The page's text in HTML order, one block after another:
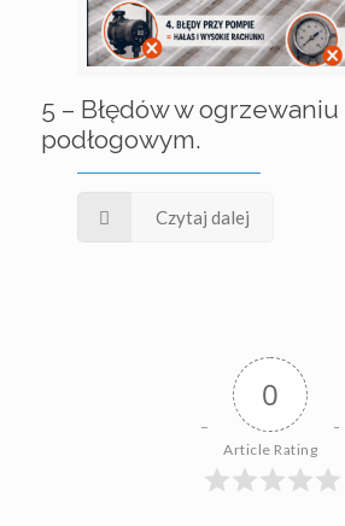
5 – Błędów w ogrzewaniu
podłogowym.
Czytaj dalej
0
Article Rating